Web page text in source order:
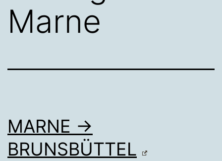
Marne
MARNE →
BRUNSBÜTTEL